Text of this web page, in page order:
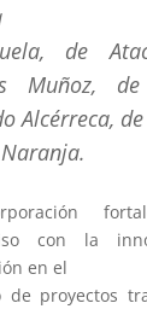
de
Muñoz,
Alcérreca,
con la
en el
de proyectos